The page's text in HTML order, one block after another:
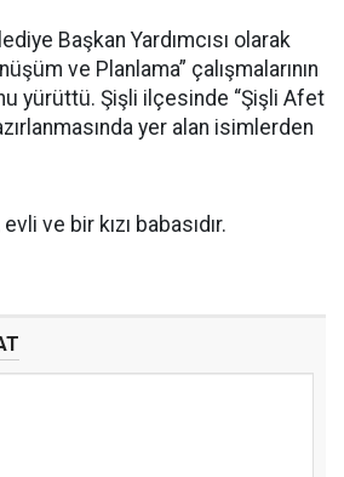
Başkan Yardımcısı olarak
ve Planlama” çalışmalarının
yürüttü. Şişli ilçesinde “Şişli Afet
yer alan isimlerden
ve bir kızı babasıdır.